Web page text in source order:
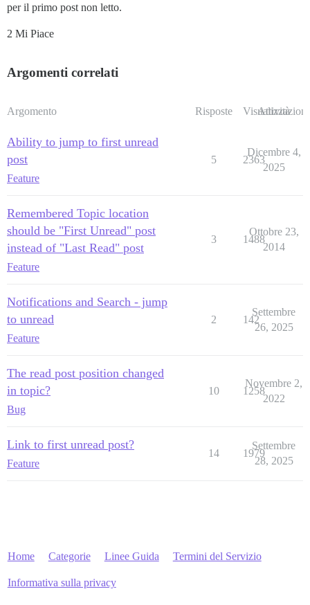
per il primo post non letto.
2 Mi Piace
Argomenti correlati
Argomento Risposte Visualizzazioni
Attività
Ability to jump to first unread
post
Feature
5 2363
Dicembre 4,
2025
Remembered Topic location
should be "First Unread" post
instead of "Last Read" post
Feature
3 1488
Ottobre 23,
2014
Notifications and Search - jump
to unread
Feature
2 142
Settembre
26, 2025
The read post position changed
in topic?
Bug
10 1258
Novembre 2,
2022
Link to first unread post?
Feature
14 1979
Settembre
28, 2025
Home Categorie Linee Guida Termini del Servizio
Informativa sulla privacy